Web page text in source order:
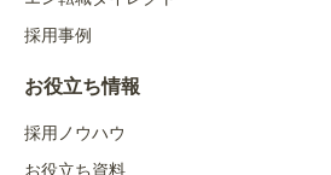
採用事例
お役立ち情報
採用ノウハウ
お役立ち資料